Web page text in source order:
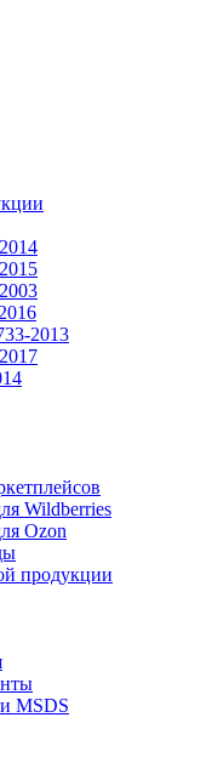
2013
Wildberries
Ozon
продукции
MSDS